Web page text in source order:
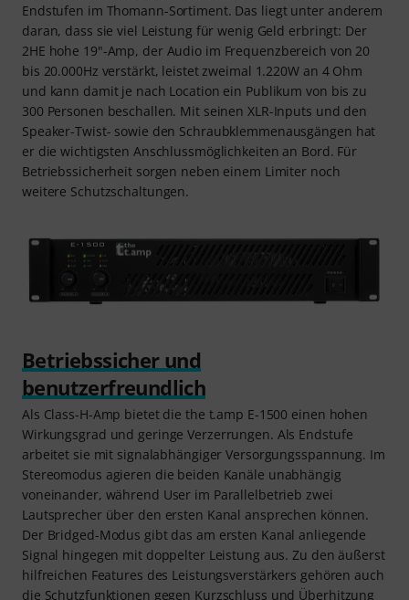
Endstufen im Thomann-Sortiment. Das liegt unter anderem
daran, dass sie viel Leistung für wenig Geld erbringt: Der
2HE hohe 19"-Amp, der Audio im Frequenzbereich von 20
bis 20.000Hz verstärkt, leistet zweimal 1.220W an 4 Ohm
und kann damit je nach Location ein Publikum von bis zu
300 Personen beschallen. Mit seinen XLR-Inputs und den
Speaker-Twist- sowie den Schraubklemmenausgängen hat
er die wichtigsten Anschlussmöglichkeiten an Bord. Für
Betriebssicherheit sorgen neben einem Limiter noch
weitere Schutzschaltungen.
Betriebssicher und
benutzerfreundlich
Als Class-H-Amp bietet die the t.amp E-1500 einen hohen
Wirkungsgrad und geringe Verzerrungen. Als Endstufe
arbeitet sie mit signalabhängiger Versorgungsspannung. Im
Stereomodus agieren die beiden Kanäle unabhängig
voneinander, während User im Parallelbetrieb zwei
Lautsprecher über den ersten Kanal ansprechen können.
Der Bridged-Modus gibt das am ersten Kanal anliegende
Signal hingegen mit doppelter Leistung aus. Zu den äußerst
hilfreichen Features des Leistungsverstärkers gehören auch
die Schutzfunktionen gegen Kurzschluss und Überhitzung